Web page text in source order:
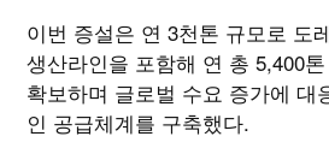
이번 증설은 연 3천톤 규모로 도
생산라인을 포함해 연 총 5,400
확보하며 글로벌 수요 증가에 대
인 공급체계를 구축했다.